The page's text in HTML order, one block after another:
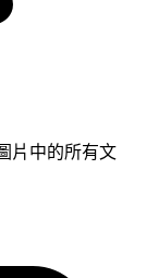
片中的所有文